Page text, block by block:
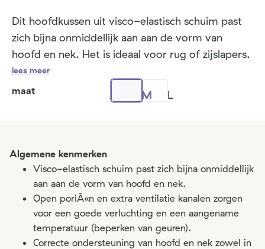
Dit hoofdkussen uit visco-elastisch schuim past
zich bijna onmiddellijk aan aan de vorm van
hoofd en nek. Het is ideaal voor rug of zijslapers.
lees meer
maat M L
Algemene kenmerken
Visco-elastisch schuim past zich bijna onmiddellijk
aan aan de vorm van hoofd en nek.
Open poriÃ«n en extra ventilatie kanalen zorgen
voor een goede verluchting en een aangename
temperatuur (beperken van geuren).
Correcte ondersteuning van hoofd en nek zowel in